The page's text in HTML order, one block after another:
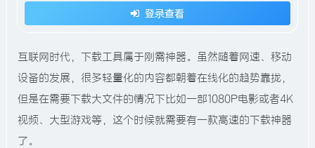
登录查看
互联网时代，下载工具属于刚需神器。虽然随着网速、移动
设备的发展，很多轻量化的内容都朝着在线化的趋势靠拢，
但是在需要下载大文件的情况下比如一部1080P电影或者4K
视频、大型游戏等，这个时候就需要有一款高速的下载神器
了。